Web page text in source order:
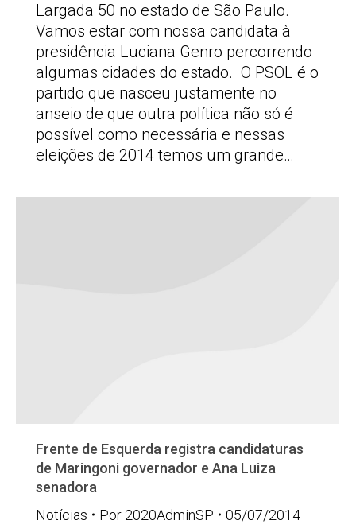
Largada 50 no estado de São Paulo.
Vamos estar com nossa candidata à
presidência Luciana Genro percorrendo
algumas cidades do estado. O PSOL é o
partido que nasceu justamente no
anseio de que outra política não só é
possível como necessária e nessas
eleições de 2014 temos um grande…
Frente de Esquerda registra candidaturas
de Maringoni governador e Ana Luiza
senadora
Notícias
Por 2020AdminSP 05/07/2014